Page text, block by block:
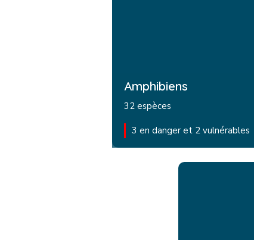
Amphibiens
32 espèces
3 en danger et 2 vulnérables